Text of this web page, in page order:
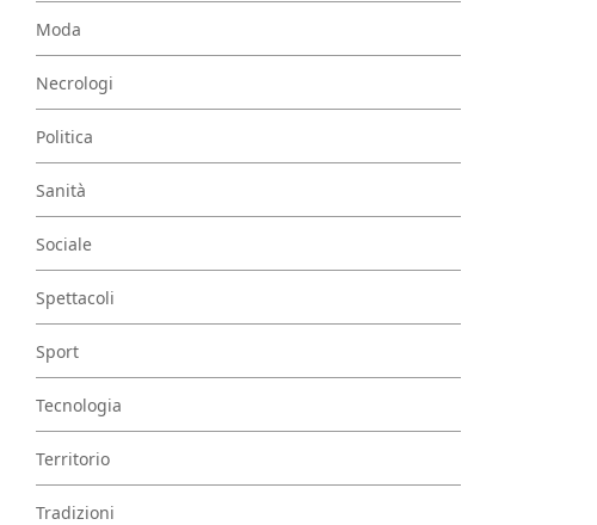
Moda
Necrologi
Politica
Sanità
Sociale
Spettacoli
Sport
Tecnologia
Territorio
Tradizioni